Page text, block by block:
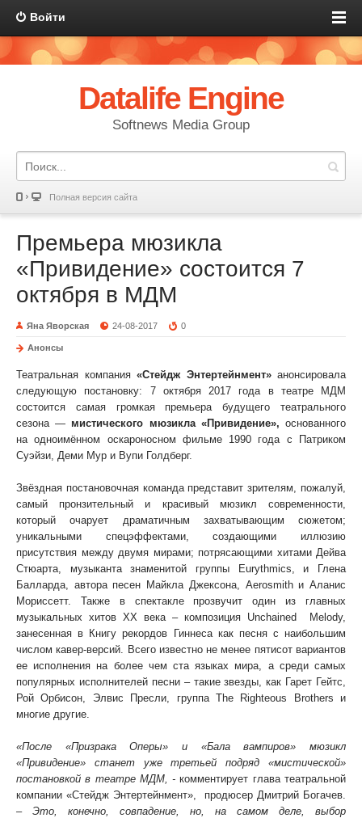
Войти
Datalife Engine
Softnews Media Group
Полная версия сайта
Премьера мюзикла
«Привидение» состоится 7
октября в МДМ
Яна Яворская 24-08-2017 0
Анонсы
Театральная компания «Стейдж Энтертейнмент»анонсировала
следующую постановку: 7 октября 2017 года в театре МДМ
состоится самая громкая премьера будущего театрального
сезона — мистического мюзикла «Привидение», основанного
на одноимённом оскароносном фильме 1990 года с Патриком
Суэйзи, Деми Мур и Вупи Голдберг.
Звёздная постановочная команда представит зрителям, пожалуй,
самый пронзительный и красивый мюзикл современности,
который очарует драматичным захватывающим сюжетом;
уникальными спецэффектами, создающими иллюзию
присутствия между двумя мирами; потрясающими хитами Дейва
Стюарта, музыканта знаменитой группы
Eurythmics, и Глена
Балларда, автора песен Майкла Джексона, Aerosmithи Аланис
Мориссетт. Также в спектакле прозвучит один из главных
музыкальных хитов ХХ века – композиция Unchained Melody,
занесенная в Книгу рекордов Гиннеса как песня с наибольшим
числом кавер-версий. Всего известно не менее пятисот вариантов
ее исполнения на более чем ста языках мира, а среди самых
популярных исполнителей песни – такие звезды, как Гарет Гейтс,
Рой Орбисон, Элвис Пресли, группа The Righteous Brothers и
многие другие.
«После «Призрака Оперы» и «Бала вампиров» мюзикл
«Привидение» станет уже третьей подряд «мистической»
постановкой в театре МДМ, - комментирует глава театральной
компании «Стейдж Энтертейнмент», продюсер Дмитрий Богачев.
– Это, конечно, совпадение, но, на самом деле, выбор